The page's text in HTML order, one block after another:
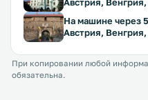
На машине через
Австрия,
При копировании любой
обязательна.